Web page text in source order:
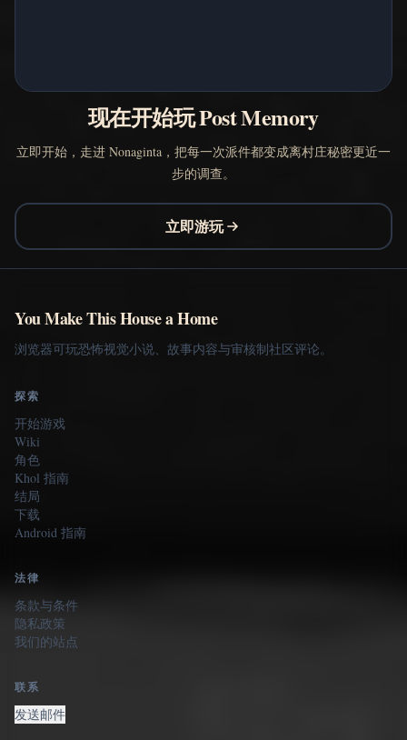
现在开始玩 Post Memory
立即开始，走进 Nonaginta，把每一次派件都变成离村庄秘密更近一
步的调查。
立即游玩
You Make This House a Home
浏览器可玩恐怖视觉小说、故事内容与审核制社区评论。
探索
开始游戏
Wiki
角色
Khol 指南
结局
下载
Android 指南
法律
条款与条件
隐私政策
我们的站点
联系
发送邮件